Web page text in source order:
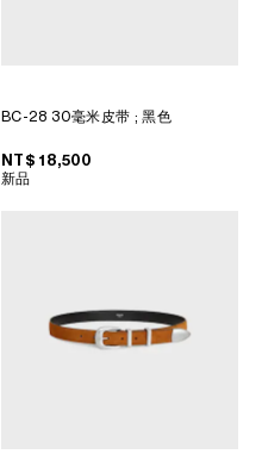
BC-28 30毫米皮带 ; 黑色
NT$ 18,500
新品